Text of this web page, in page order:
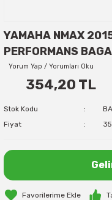
YAMAHA NMAX
PERFORMANS BAGA
Yorum Yap / Yorumları Oku
354,20 TL
Stok Kodu
Fiyat